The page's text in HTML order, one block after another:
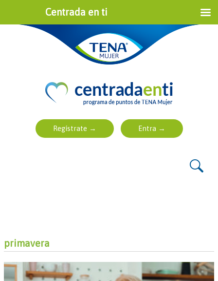
primavera
Centrada en ti